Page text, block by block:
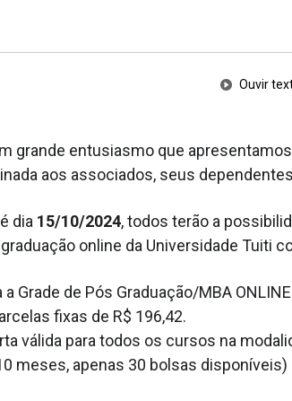
Ouvir
grande entusiasmo que
aos associados, seus
dia 15/10/2024, todos terão a
online da Universidade Tuiti
a Grade de Pós Graduação/MBA
fixas de R$ 196,42.
válida para todos os cursos na
meses, apenas 30 bolsas disponíveis)